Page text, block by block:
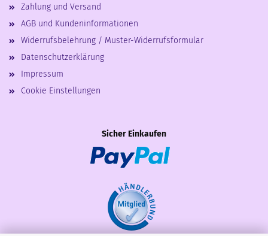
Zahlung und Versand
AGB und Kundeninformationen
Widerrufsbelehrung / Muster-Widerrufsformular
Datenschutzerklärung
Impressum
Cookie Einstellungen
Sicher Einkaufen